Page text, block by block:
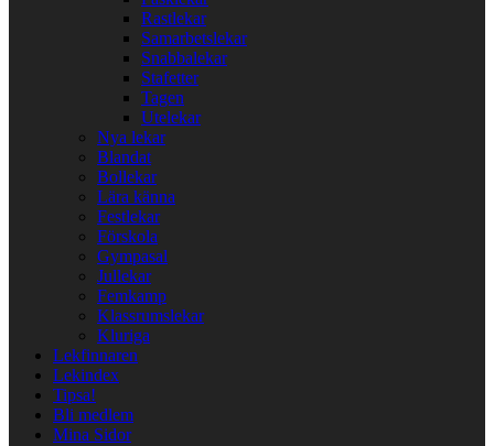
Rastlekar
Samarbetslekar
Snabbalekar
Stafetter
Tagen
Utelekar
Nya lekar
Blandat
Bollekar
Lära känna
Festlekar
Förskola
Gympasal
Jullekar
Femkamp
Klassrumslekar
Kluriga
Lekfinnaren
Lekindex
Tipsa!
Bli medlem
Mina Sidor